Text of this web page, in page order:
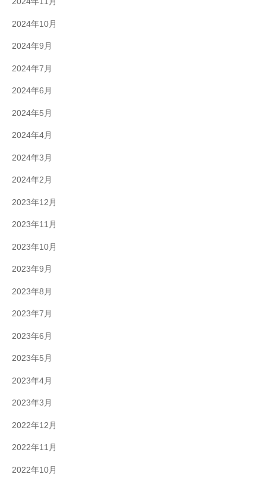
2024年10月
2024年9月
2024年7月
2024年6月
2024年5月
2024年4月
2024年3月
2024年2月
2023年12月
2023年11月
2023年10月
2023年9月
2023年8月
2023年7月
2023年6月
2023年5月
2023年4月
2023年3月
2022年12月
2022年11月
2022年10月